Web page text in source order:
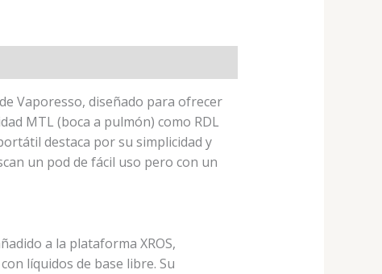
Vaporesso, diseñado para ofrecer
MTL (boca a pulmón) como RDL
destaca por su simplicidad y
un pod de fácil uso pero con un
a la plataforma XROS,
líquidos de base libre. Su